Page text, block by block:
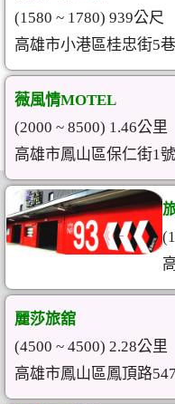
(1580 ~ 1780) 939公尺
高雄市小港區桂忠街5
薇風情MOTEL
(2000 ~ 8500) 1.46公里
高雄市鳳山區保仁街1號
麗莎旅舘
(4500 ~ 4500) 2.28公里
高雄市鳳山區鳳頂路